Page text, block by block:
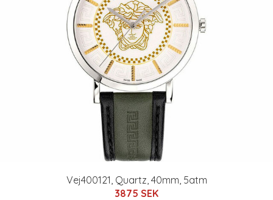
Vej400121, Quartz, 40mm, 5atm
3875 SEK